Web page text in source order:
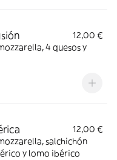
12,00 €
4 quesos y
12,00 €
salchichón
y lomo ibérico